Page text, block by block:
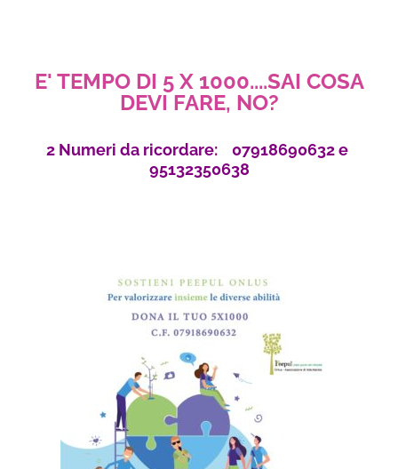
E' TEMPO DI 5 X 1000....SAI COSA
DEVI FARE, NO?
2 Numeri da ricordare: 07918690632 e
95132350638